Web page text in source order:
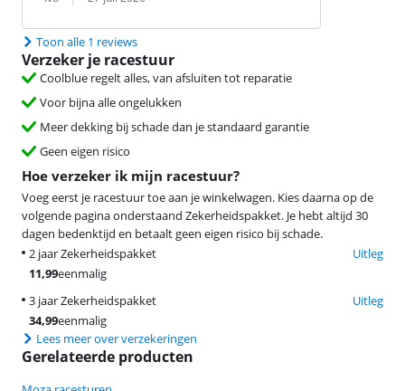
Toon alle 1 reviews
Verzeker je racestuur
Coolblue regelt alles, van afsluiten tot reparatie
Voor bijna alle ongelukken
Meer dekking bij schade dan je standaard garantie
Geen eigen risico
Hoe verzeker ik mijn racestuur?
Voeg eerst je racestuur toe aan je winkelwagen. Kies daarna op de
volgende pagina onderstaand Zekerheidspakket. Je hebt altijd 30
dagen bedenktijd en betaalt geen eigen risico bij schade.
2 jaar Zekerheidspakket
Uitleg
11,99eenmalig
3 jaar Zekerheidspakket
Uitleg
34,99eenmalig
Lees meer over verzekeringen
Gerelateerde producten